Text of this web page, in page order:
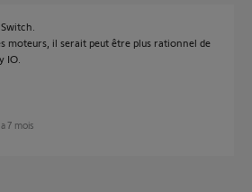
moteurs, il serait peut être plus rationnel de
IO.
a 7 mois